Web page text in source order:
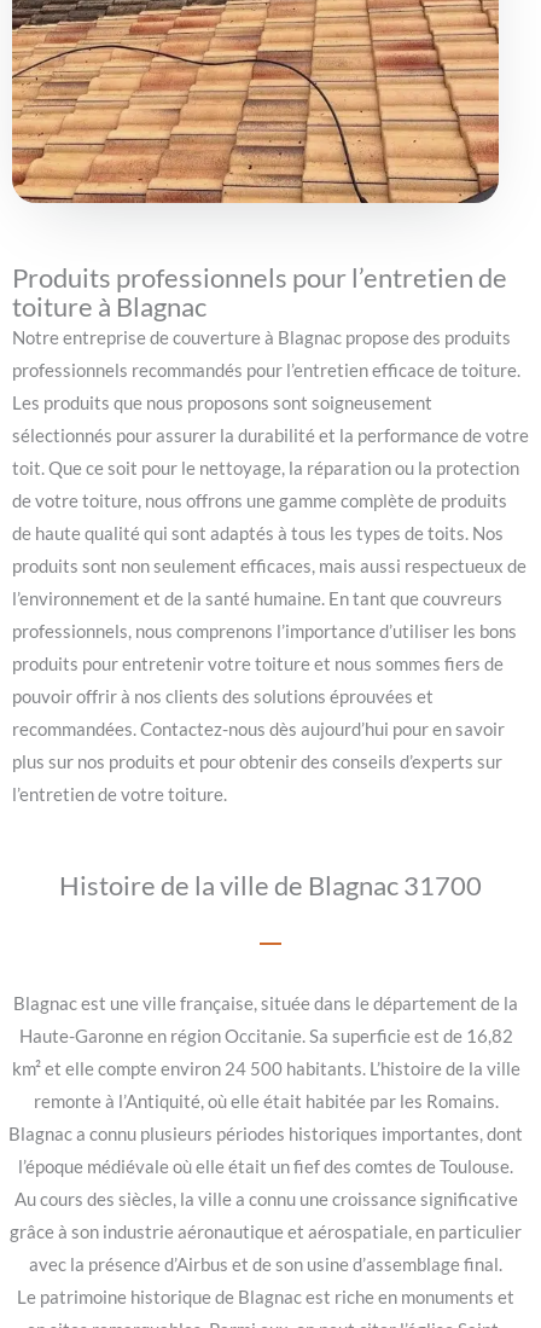
Produits professionnels pour l’entretien de
toiture à Blagnac
Notre entreprise de couverture à Blagnac propose des produits
professionnels recommandés pour l’entretien efficace de toiture.
Les produits que nous proposons sont soigneusement
sélectionnés pour assurer la durabilité et la performance de votre
toit. Que ce soit pour le nettoyage, la réparation ou la protection
de votre toiture, nous offrons une gamme complète de produits
de haute qualité qui sont adaptés à tous les types de toits. Nos
produits sont non seulement efficaces, mais aussi respectueux de
l’environnement et de la santé humaine. En tant que couvreurs
professionnels, nous comprenons l’importance d’utiliser les bons
produits pour entretenir votre toiture et nous sommes fiers de
pouvoir offrir à nos clients des solutions éprouvées et
recommandées. Contactez-nous dès aujourd’hui pour en savoir
plus sur nos produits et pour obtenir des conseils d’experts sur
l’entretien de votre toiture.
Histoire de la ville de Blagnac 31700
Blagnac est une ville française, située dans le département de la
Haute-Garonne en région Occitanie. Sa superficie est de 16,82
km² et elle compte environ 24 500 habitants. L’histoire de la ville
remonte à l’Antiquité, où elle était habitée par les Romains.
Blagnac a connu plusieurs périodes historiques importantes, dont
l’époque médiévale où elle était un fief des comtes de Toulouse.
Au cours des siècles, la ville a connu une croissance significative
grâce à son industrie aéronautique et aérospatiale, en particulier
avec la présence d’Airbus et de son usine d’assemblage final.
Le patrimoine historique de Blagnac est riche en monuments et